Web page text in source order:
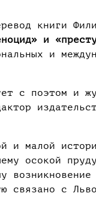
книги
и
и
с поэтом и
и малой
осокой
связано с